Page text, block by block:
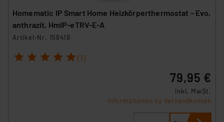
Homematic IP Smart Home Heizkörperthermostat – Evo,
anthrazit, HmIP-eTRV-E-A
Artikel-Nr. 158419
1 2 3 4 5 (1)
79,95 €
inkl. MwSt.
Informationen zu Versandkosten